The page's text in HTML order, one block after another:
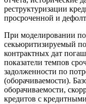
реструктуризации
просроченной и
При моделировании
секьюритизируемый
контрактных дат
показатели темпов
задолженности по
(оборачиваемости).
оборачиваемости,
кредитов с